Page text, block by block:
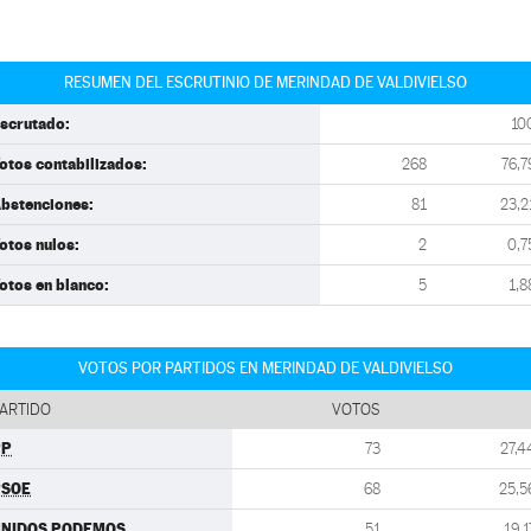
RESUMEN DEL ESCRUTINIO DE MERINDAD DE VALDIVIELSO
contabilizados: 268
81
nulos: 2
en blanco: 5
VOTOS POR PARTIDOS EN MERINDAD DE VALDIVIELSO
VOTOS
73
68